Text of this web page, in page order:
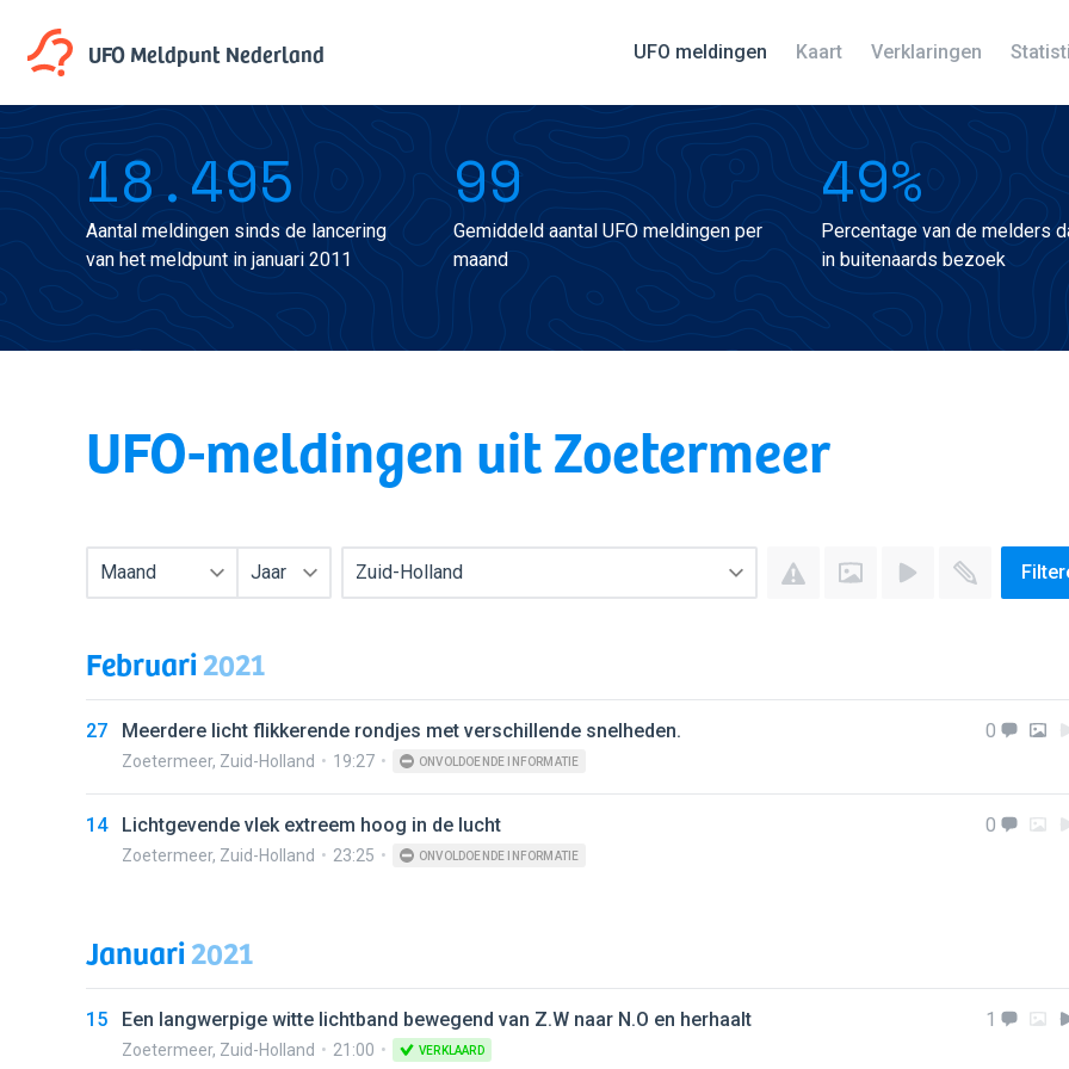
UFO MeldpuntNederland UFO meldingen Kaart Verklaringen
18.495
Aantal meldingen sinds de lancering
van het meldpunt in januari 2011
99
Gemiddeld aantal UFO meldingen per
maand
49%
Percentage van de melders
in buitenaards bezoek
UFO-meldingen uit Zoetermeer
Maand Jaar Zuid-Holland
Februari2021
27 Meerdere licht flikkerende rondjes met verschillende snelheden.
Zoetermeer, Zuid-Holland 19:27 ONVOLDOENDE INFORMATIE
0
14 Lichtgevende vlek extreem hoog in de lucht
Zoetermeer, Zuid-Holland 23:25 ONVOLDOENDE INFORMATIE
0
Januari2021
15 Een langwerpige witte lichtband bewegend van Z.W naar N.O en herhaalt
Zoetermeer, Zuid-Holland 21:00 VERKLAARD
1